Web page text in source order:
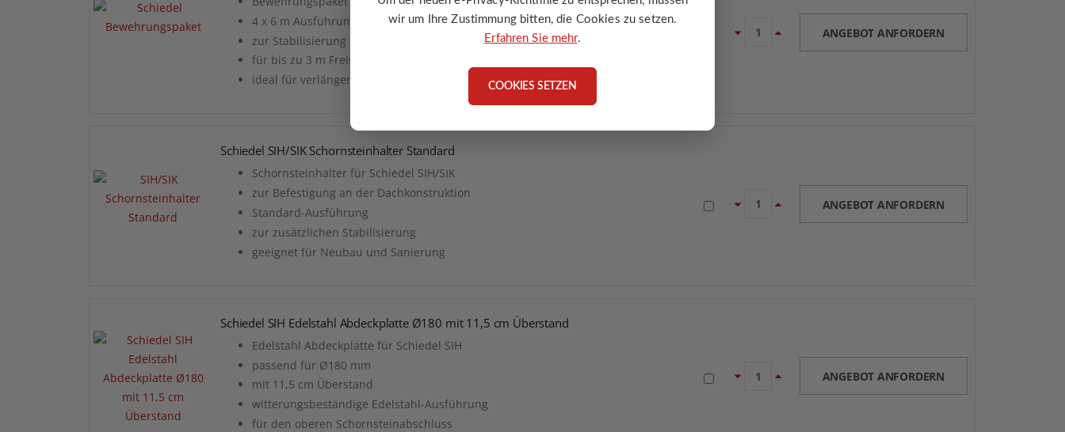
wir um Ihre Zustimmung bitten, die Cookies zu setzen.
Erfahren Sie mehr.
COOKIES SETZEN
4 x 6 m Ausführung
zur Stabilisierung des Schornsteinkopfes
für bis zu 3 m Freistand geeignet
ideal für verlängerte Schornsteinanlagen
ANGEBOT ANFORDERN
Schiedel SIH/SIK Schornsteinhalter Standard
Schornsteinhalter für Schiedel SIH/SIK
zur Befestigung an der Dachkonstruktion
Standard-Ausführung
zur zusätzlichen Stabilisierung
geeignet für Neubau und Sanierung
ANGEBOT ANFORDERN
Schiedel SIH Edelstahl Abdeckplatte Ø180 mit 11,5 cm Überstand
Edelstahl Abdeckplatte für Schiedel SIH
passend für Ø180 mm
mit 11,5 cm Überstand
witterungsbeständige Edelstahl-Ausführung
für den oberen Schornsteinabschluss
ANGEBOT ANFORDERN